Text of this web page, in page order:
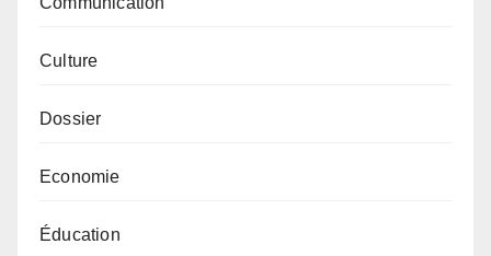
Culture
Dossier
Economie
Éducation